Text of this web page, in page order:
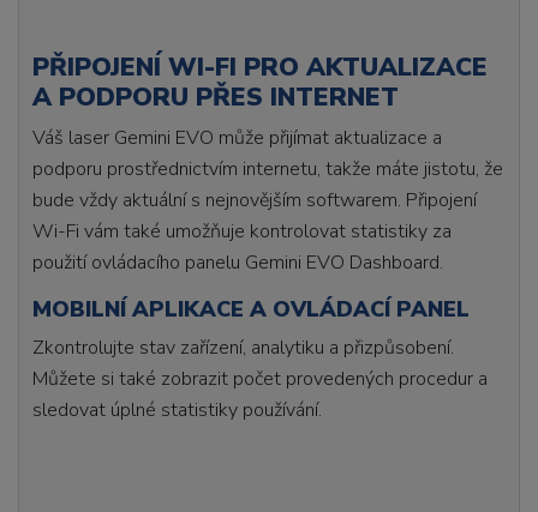
PŘIPOJENÍ WI-FI PRO AKTUALIZACE
A PODPORU PŘES INTERNET
Váš laser Gemini EVO může přijímat aktualizace a
podporu prostřednictvím internetu, takže máte jistotu, že
bude vždy aktuální s nejnovějším softwarem. Připojení
Wi-Fi vám také umožňuje kontrolovat statistiky za
použití ovládacího panelu Gemini EVO Dashboard.
MOBILNÍ APLIKACE A OVLÁDACÍ PANEL
Zkontrolujte stav zařízení, analytiku a přizpůsobení.
Můžete si také zobrazit počet provedených procedur a
sledovat úplné statistiky používání.